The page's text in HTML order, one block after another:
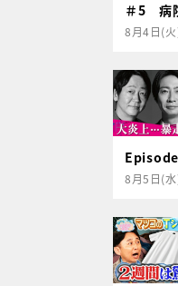
＃5 病
8月4日(
8月5日(